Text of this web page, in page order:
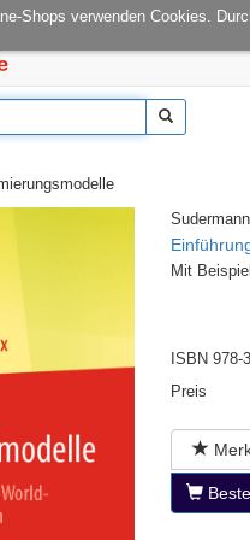
Shops verwenden Cookies.
onCampus:
Mit
ISBN 978-
Preis